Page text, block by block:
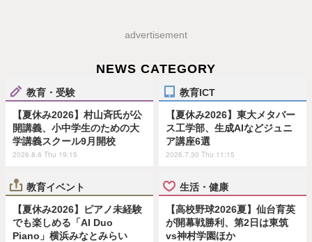
advertisement
NEWS CATEGORY
教育・受験
【夏休み2026】村山斉氏が公
開講義、小中学生のための大
学講義スクール9月開校
2026.8.6 Thu 19:15
教育ICT
【夏休み2026】東大メタバー
ス工学部、生成AIなどジュニ
ア講座6選
2026.7.30 Thu 11:15
教育イベント
【夏休み2026】ピアノ未経験
でも楽しめる「AI Duo
Piano」横浜みなとみらい
生活・健康
【高校野球2026夏】仙台育英
が開幕戦勝利、第2日は東筑
vs神村学園ほか